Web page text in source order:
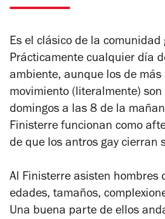
Es el clásico de la comunidad
Prácticamente cualquier día
ambiente, aunque los de más
movimiento (literalmente) son
domingos a las 8 de la
Finisterre funcionan como
de que los antros gay cierran
Al Finisterre asisten hombres
edades, tamaños,
Una buena parte de ellos